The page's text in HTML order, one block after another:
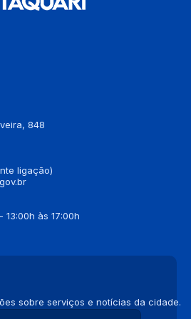
848
ligação)
13:00h às 17:00h
sobre serviços e notícias da cidade.